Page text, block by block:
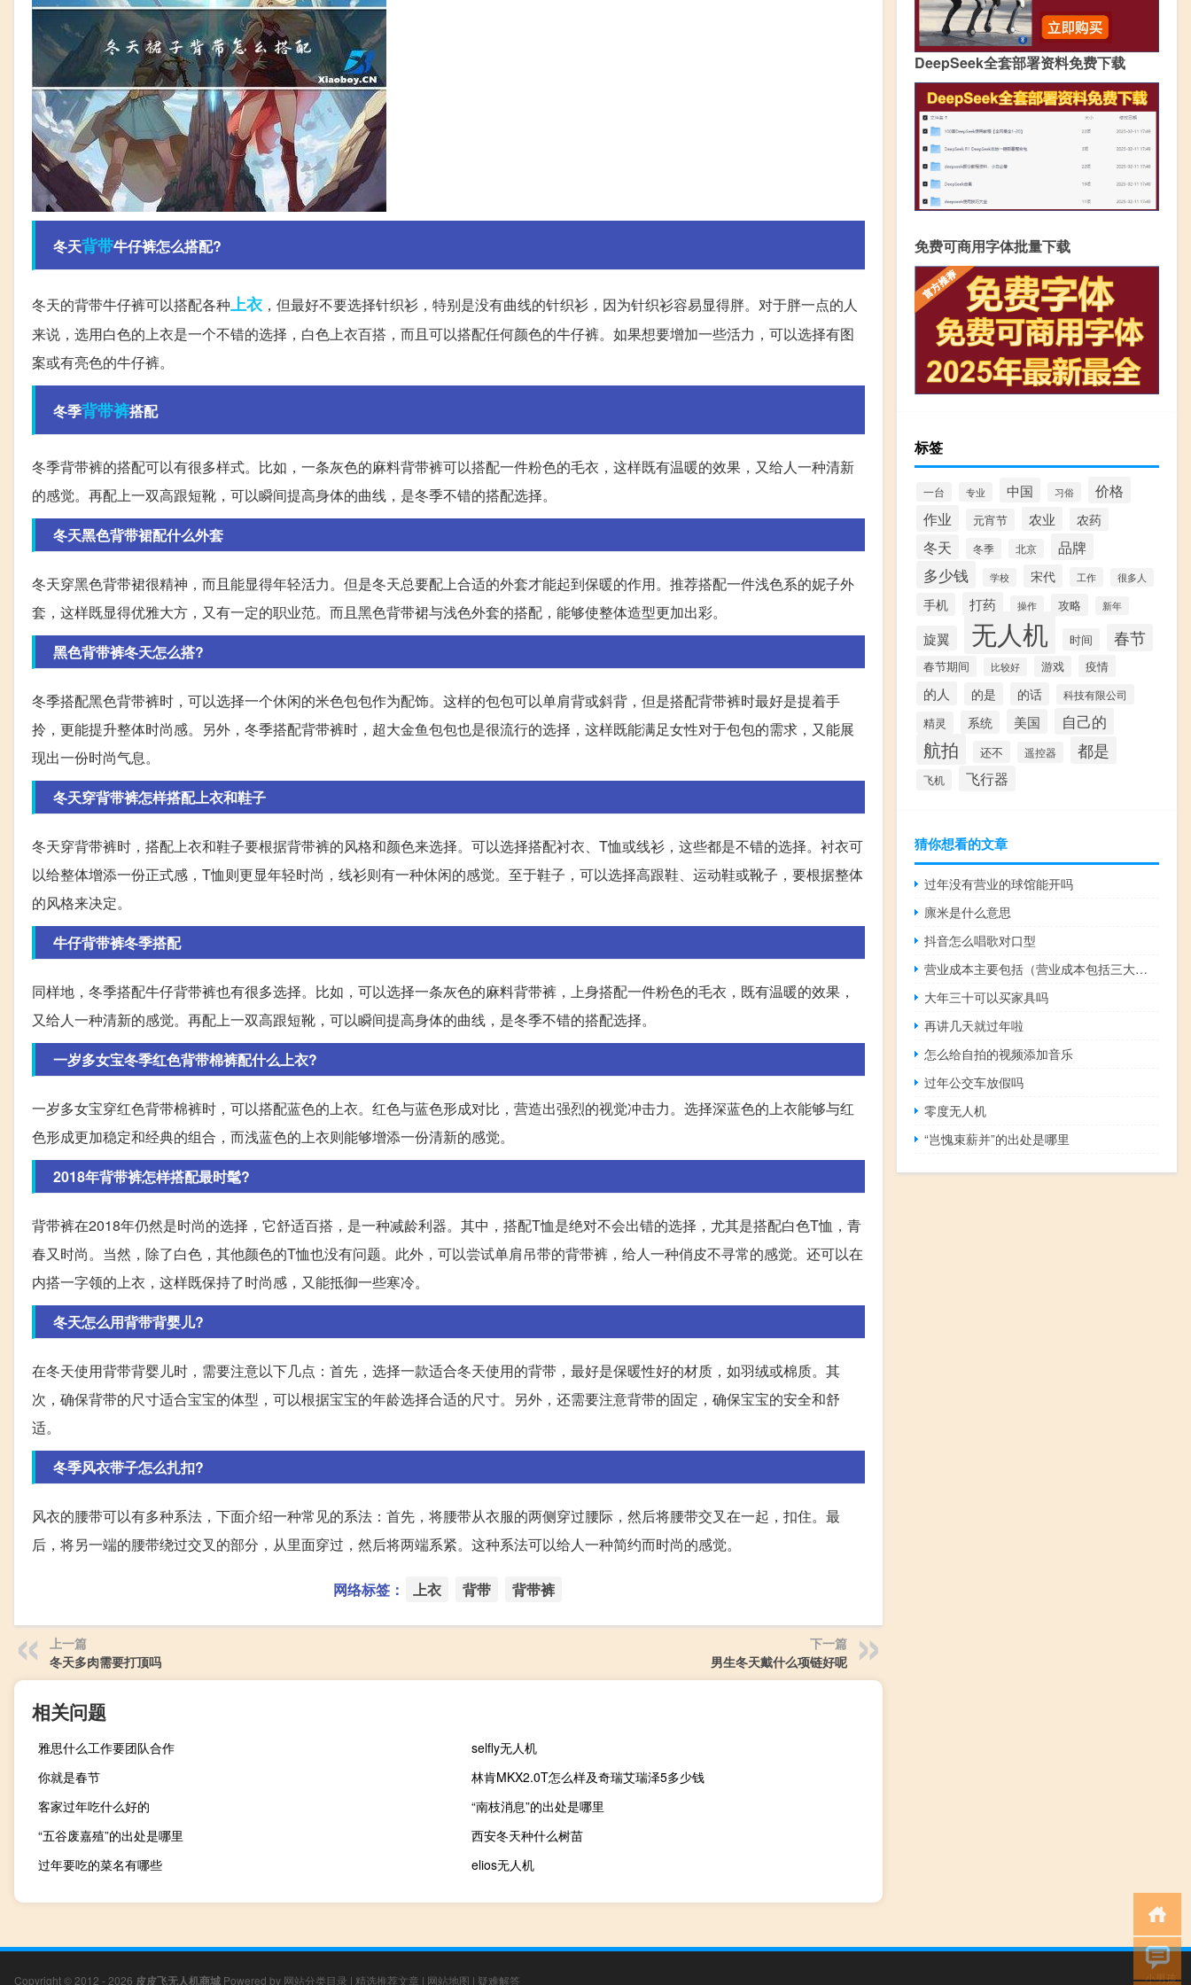
冬天背带牛仔裤怎么搭配?
冬天的背带牛仔裤可以搭配各种上衣 ，但最好不要选择针织衫，特别是没有曲线的针织衫，因为针织衫容易显得胖。对于胖一点的人
来说，选用白色的上衣是一个不错的选择，白色上衣百搭，而且可以搭配任何颜色的牛仔裤。如果想要增加一些活力，可以选择有图
案或有亮色的牛仔裤。
冬季背带裤搭配
冬季背带裤的搭配可以有很多样式。比如，一条灰色的麻料背带裤可以搭配一件粉色的毛衣，这样既有温暖的效果，又给人一种清新
的感觉。再配上一双高跟短靴，可以瞬间提高身体的曲线，是冬季不错的搭配选择。
冬天黑色背带裙配什么外套
冬天穿黑色背带裙很精神，而且能显得年轻活力。但是冬天总要配上合适的外套才能起到保暖的作用。推荐搭配一件浅色系的妮子外
套，这样既显得优雅大方，又有一定的职业范。而且黑色背带裙与浅色外套的搭配，能够使整体造型更加出彩。
黑色背带裤冬天怎么搭?
冬季搭配黑色背带裤时，可以选择一个休闲的米色包包作为配饰。这样的包包可以单肩背或斜背，但是搭配背带裤时最好是提着手
拎，更能提升整体时尚感。另外，冬季搭配背带裤时，超大金鱼包包也是很流行的选择，这样既能满足女性对于包包的需求，又能展
现出一份时尚气息。
冬天穿背带裤怎样搭配上衣和鞋子
冬天穿背带裤时，搭配上衣和鞋子要根据背带裤的风格和颜色来选择。可以选择搭配衬衣、T恤或线衫，这些都是不错的选择。衬衣可
以给整体增添一份正式感，T恤则更显年轻时尚，线衫则有一种休闲的感觉。至于鞋子，可以选择高跟鞋、运动鞋或靴子，要根据整体
的风格来决定。
牛仔背带裤冬季搭配
同样地，冬季搭配牛仔背带裤也有很多选择。比如，可以选择一条灰色的麻料背带裤，上身搭配一件粉色的毛衣，既有温暖的效果，
又给人一种清新的感觉。再配上一双高跟短靴，可以瞬间提高身体的曲线，是冬季不错的搭配选择。
一岁多女宝冬季红色背带棉裤配什么上衣?
一岁多女宝穿红色背带棉裤时，可以搭配蓝色的上衣。红色与蓝色形成对比，营造出强烈的视觉冲击力。选择深蓝色的上衣能够与红
色形成更加稳定和经典的组合，而浅蓝色的上衣则能够增添一份清新的感觉。
2018年背带裤怎样搭配最时髦?
背带裤在2018年仍然是时尚的选择，它舒适百搭，是一种减龄利器。其中，搭配T恤是绝对不会出错的选择，尤其是搭配白色T恤，青
春又时尚。当然，除了白色，其他颜色的T恤也没有问题。此外，可以尝试单肩吊带的背带裤，给人一种俏皮不寻常的感觉。还可以在
内搭一字领的上衣，这样既保持了时尚感，又能抵御一些寒冷。
冬天怎么用背带背婴儿?
在冬天使用背带背婴儿时，需要注意以下几点：首先，选择一款适合冬天使用的背带，最好是保暖性好的材质，如羽绒或棉质。其
次，确保背带的尺寸适合宝宝的体型，可以根据宝宝的年龄选择合适的尺寸。另外，还需要注意背带的固定，确保宝宝的安全和舒
适。
冬季风衣带子怎么扎扣?
风衣的腰带可以有多种系法，下面介绍一种常见的系法：首先，将腰带从衣服的两侧穿过腰际，然后将腰带交叉在一起，扣住。最
后，将另一端的腰带绕过交叉的部分，从里面穿过，然后将两端系紧。这种系法可以给人一种简约而时尚的感觉。
网络标签： 上衣 背带 背带裤
上一篇
冬天多肉需要打顶吗
下一篇
男生冬天戴什么项链好呢
相关问题
雅思什么工作要团队合作
selfly无人机
你就是春节
林肯MKX2.0T怎么样及奇瑞艾瑞泽5多少钱
客家过年吃什么好的
“南枝消息”的出处是哪里
“五谷废嘉殖”的出处是哪里
西安冬天种什么树苗
过年要吃的菜名有哪些
elios无人机
DeepSeek全套部署资料免费下载
免费可商用字体批量下载
标签
一台 专业 中国 习俗
价格
作业
元宵节 农业 农药
冬天 冬季 北京 品牌
多少钱 学校 宋代 工作 很多人
手机 打药 操作 攻略 新年
旋翼 无人机 时间 春节
春节期间 比较好 游戏 疫情
的人 的是 的话 科技有限公司
精灵 系统 美国 自己的
航拍 还不 遥控器 都是
飞机 飞行器
猜你想看的文章
过年没有营业的球馆能开吗
廪米是什么意思
抖音怎么唱歌对口型
营业成本主要包括（营业成本包括三大费用）
大年三十可以买家具吗
再讲几天就过年啦
怎么给自拍的视频添加音乐
过年公交车放假吗
零度无人机
“岂愧束薪并”的出处是哪里
Copyright © 2012 - 2026 皮皮飞无人机商城 Powered by 网站分类目录 | 精选推荐文章 | 网站地图 | 疑难解答 小男孩